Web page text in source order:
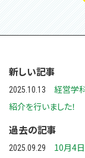
新しい記事
2025.10.13
経営学
紹介を行いました！
過去の記事
2025.09.29 10月4日